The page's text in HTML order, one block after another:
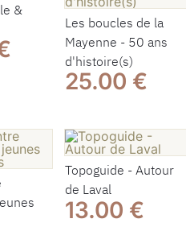
&
Les boucles de la
Mayenne - 50 ans
d'histoire(s)
25.00 €
Topoguide - Autour
de Laval
13.00 €